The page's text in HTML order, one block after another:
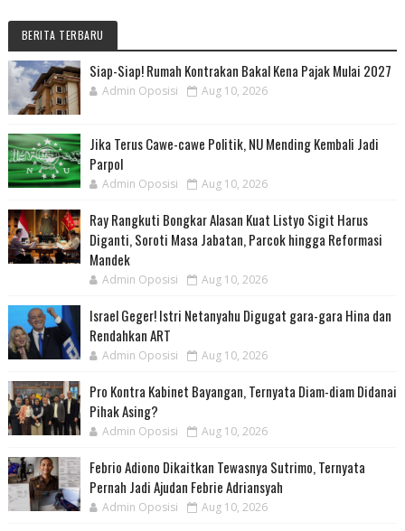
BERITA TERBARU
Siap-Siap! Rumah Kontrakan Bakal Kena Pajak Mulai 2027
Admin Oposisi Aug 10, 2026
Jika Terus Cawe-cawe Politik, NU Mending Kembali Jadi
Parpol
Admin Oposisi Aug 10, 2026
Ray Rangkuti Bongkar Alasan Kuat Listyo Sigit Harus
Diganti, Soroti Masa Jabatan, Parcok hingga Reformasi
Mandek
Admin Oposisi Aug 10, 2026
Israel Geger! Istri Netanyahu Digugat gara-gara Hina dan
Rendahkan ART
Admin Oposisi Aug 10, 2026
Pro Kontra Kabinet Bayangan, Ternyata Diam-diam Didanai
Pihak Asing?
Admin Oposisi Aug 10, 2026
Febrio Adiono Dikaitkan Tewasnya Sutrimo, Ternyata
Pernah Jadi Ajudan Febrie Adriansyah
Admin Oposisi Aug 10, 2026